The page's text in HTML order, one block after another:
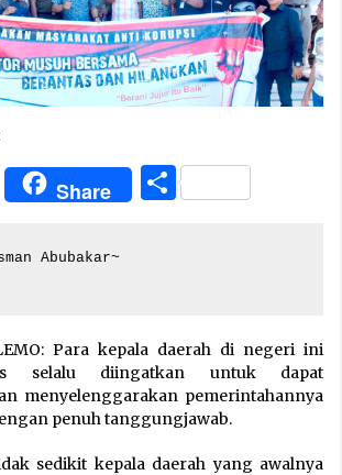
WhatsApp
Share Share
Abubakar~
Para kepala daerah di negeri ini
selalu diingatkan untuk dapat
menyelenggarakan pemerintahannya
penuh tanggungjawab.
sedikit kepala daerah yang awalnya